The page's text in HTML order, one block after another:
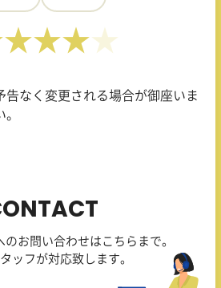
なく変更される場合が御座いま
のお問い合わせはこちらまで。
ッフが対応致します。